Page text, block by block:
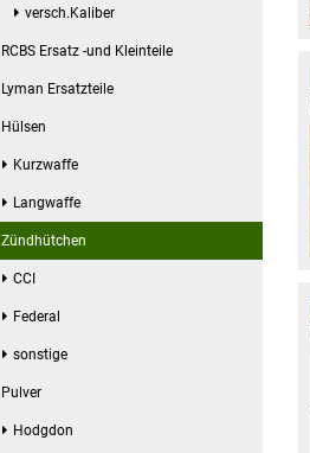
versch.Kaliber
RCBS Ersatz -und Kleinteile
Lyman Ersatzteile
Hülsen
Kurzwaffe
Langwaffe
Zündhütchen
CCI
Federal
sonstige
Pulver
Hodgdon